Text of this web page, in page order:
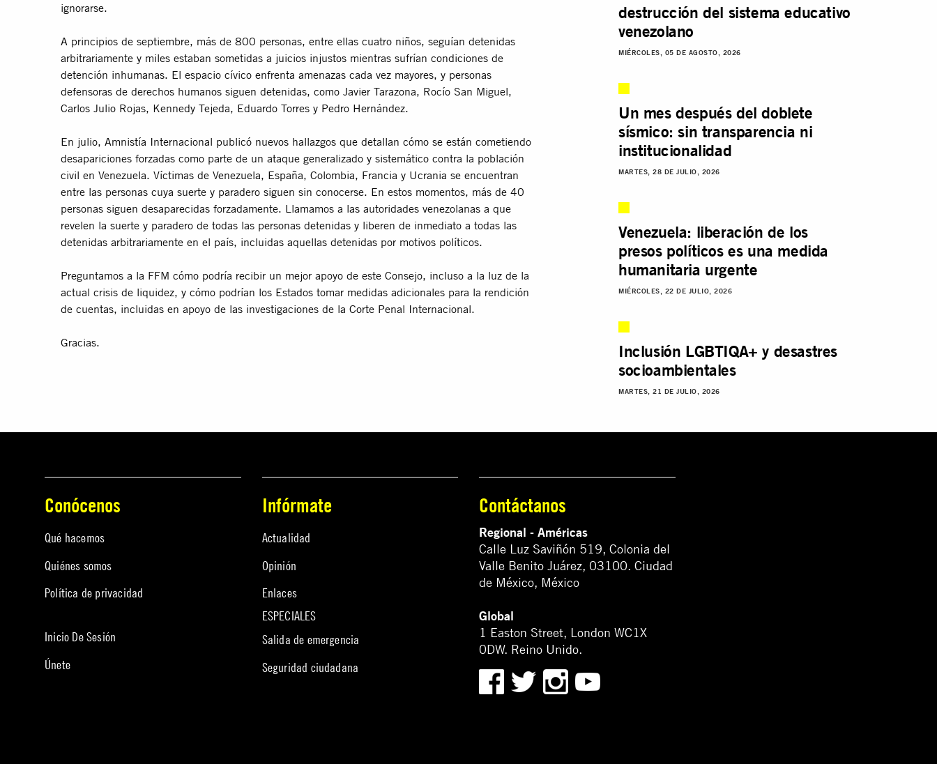
ignorarse.
A principios de septiembre, más de 800 personas, entre ellas cuatro niños, seguían detenidas
arbitrariamente y miles estaban sometidas a juicios injustos mientras sufrían condiciones de
detención inhumanas. El espacio cívico enfrenta amenazas cada vez mayores, y personas
defensoras de derechos humanos siguen detenidas, como Javier Tarazona, Rocío San Miguel,
Carlos Julio Rojas, Kennedy Tejeda, Eduardo Torres y Pedro Hernández.
En julio, Amnistía Internacional publicó nuevos hallazgos que detallan cómo se están cometiendo
desapariciones forzadas como parte de un ataque generalizado y sistemático contra la población
civil en Venezuela. Víctimas de Venezuela, España, Colombia, Francia y Ucrania se encuentran
entre las personas cuya suerte y paradero siguen sin conocerse. En estos momentos, más de 40
personas siguen desaparecidas forzadamente. Llamamos a las autoridades venezolanas a que
revelen la suerte y paradero de todas las personas detenidas y liberen de inmediato a todas las
detenidas arbitrariamente en el país, incluidas aquellas detenidas por motivos políticos.
Preguntamos a la FFM cómo podría recibir un mejor apoyo de este Consejo, incluso a la luz de la
actual crisis de liquidez, y cómo podrían los Estados tomar medidas adicionales para la rendición
de cuentas, incluidas en apoyo de las investigaciones de la Corte Penal Internacional.
Gracias.
destrucción del sistema educativo
venezolano
MIÉRCOLES, 05 DE AGOSTO, 2026
Un mes después del doblete
sísmico: sin transparencia ni
institucionalidad
MARTES, 28 DE JULIO, 2026
Venezuela: liberación de los
presos políticos es una medida
humanitaria urgente
MIÉRCOLES, 22 DE JULIO, 2026
Inclusión LGBTIQA+ y desastres
socioambientales
MARTES, 21 DE JULIO, 2026
Conócenos
Qué hacemos
Quiénes somos
Política de privacidad
Inicio De Sesión
Únete
Infórmate
Actualidad
Opinión
Enlaces
ESPECIALES
Salida de emergencia
Seguridad ciudadana
Contáctanos
Regional - Américas
Calle Luz Saviñón 519, Colonia del
Valle Benito Juárez, 03100. Ciudad
de México, México
Global
1 Easton Street, London WC1X
0DW. Reino Unido.